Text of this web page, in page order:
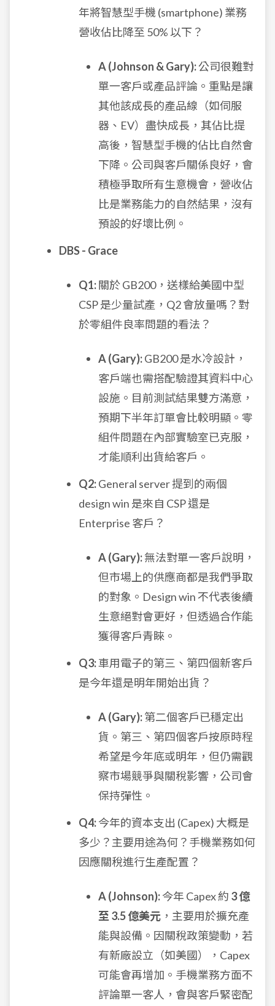
年將智慧型手機 (smartphone) 業務
營收佔比降至 50% 以下？
A (Johnson & Gary):公司很難對
單一客戶或產品評論。重點是讓
其他該成長的產品線（如伺服
器、EV）盡快成長，其佔比提
高後，智慧型手機的佔比自然會
下降。公司與客戶關係良好，會
積極爭取所有生意機會，營收佔
比是業務能力的自然結果，沒有
預設的好壞比例。
DBS - Grace
Q1:關於 GB200，送樣給美國中型
CSP 是少量試產，Q2 會放量嗎？對
於零組件良率問題的看法？
A (Gary):GB200 是水冷設計，
客戶端也需搭配驗證其資料中心
設施。目前測試結果雙方滿意，
預期下半年訂單會比較明顯。零
組件問題在內部實驗室已克服，
才能順利出貨給客戶。
Q2:General server 提到的兩個
design win 是來自 CSP 還是
Enterprise 客戶？
A (Gary):無法對單一客戶說明，
但市場上的供應商都是我們爭取
的對象。Design win 不代表後續
生意絕對會更好，但透過合作能
獲得客戶青睞。
Q3:車用電子的第三、第四個新客戶
是今年還是明年開始出貨？
A (Gary):第二個客戶已穩定出
貨。第三、第四個客戶按原時程
希望是今年底或明年，但仍需觀
察市場競爭與關稅影響，公司會
保持彈性。
Q4:今年的資本支出 (Capex) 大概是
多少？主要用途為何？手機業務如何
因應關稅進行生產配置？
A (Johnson):今年 Capex 約 3 億
至 3.5 億美元 ，主要用於擴充產
能與設備。因關稅政策變動，若
有新廠設立（如美國），Capex
可能會再增加。手機業務方面不
評論單一客人，會與客戶緊密配